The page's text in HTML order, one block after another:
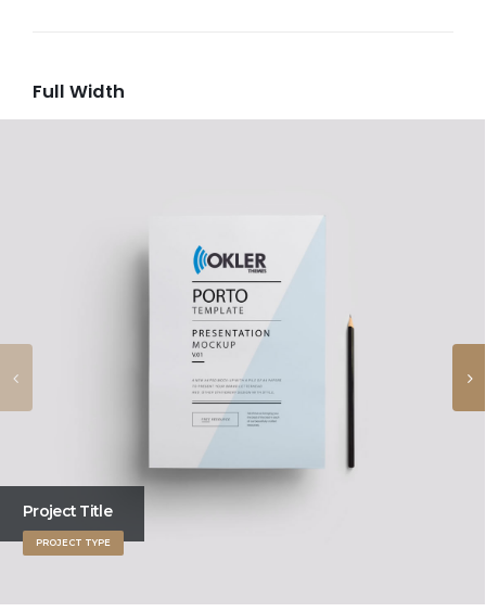
Full Width
Project Title
PROJECT TYPE